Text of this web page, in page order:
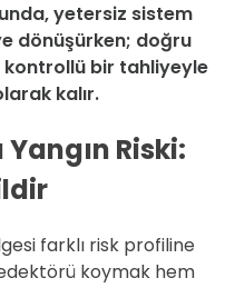
yetersiz sistem
dönüşürken; doğru
kontrollü bir tahliyeyle
kalır.
Riski:
farklı risk profiline
koymak hem